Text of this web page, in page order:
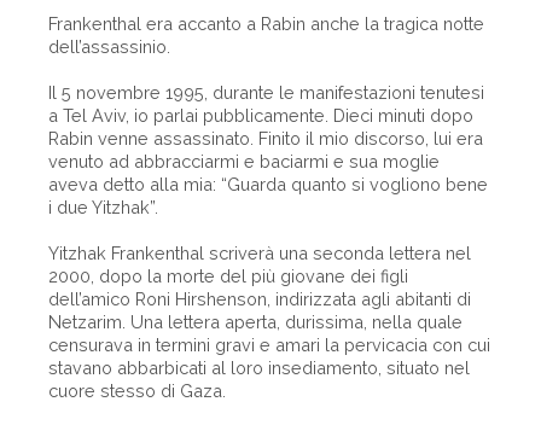
Frankenthal era accanto a Rabin anche la tragica notte
dell’assassinio.
Il 5 novembre 1995, durante le manifestazioni tenutesi
a Tel Aviv, io parlai pubblicamente. Dieci minuti dopo
Rabin venne assassinato. Finito il mio discorso, lui era
venuto ad abbracciarmi e baciarmi e sua moglie
aveva detto alla mia: “Guarda quanto si vogliono bene
i due Yitzhak”.
Yitzhak Frankenthal scriverà una seconda lettera nel
2000, dopo la morte del più giovane dei figli
dell’amico Roni Hirshenson, indirizzata agli abitanti di
Netzarim. Una lettera aperta, durissima, nella quale
censurava in termini gravi e amari la pervicacia con cui
stavano abbarbicati al loro insediamento, situato nel
cuore stesso di Gaza.